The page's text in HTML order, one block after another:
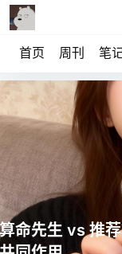
首页 周刊 笔
算命先生 vs 推